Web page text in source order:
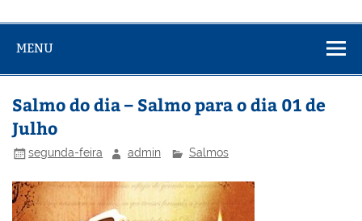
MENU
Salmo do dia – Salmo para o dia 01 de
Julho
segunda-feira admin Salmos